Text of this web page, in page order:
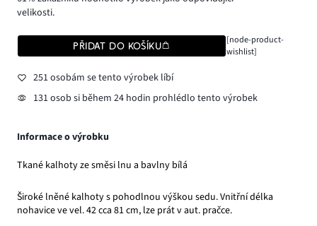
velikosti.
PŘIDAT DO KOŠÍKU
[node-product-
wishlist]
251 osobám se tento výrobek líbí
131 osob si během 24 hodin prohlédlo tento výrobek
Informace o výrobku
Tkané kalhoty ze směsi lnu a bavlny bílá
Široké lněné kalhoty s pohodlnou výškou sedu. Vnitřní délka
nohavice ve vel. 42 cca 81 cm, lze prát v aut. pračce.